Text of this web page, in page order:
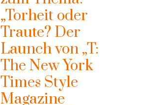
„Torheit oder
Traute? Der
Launch von „T:
The New York
Times Style
Magazine